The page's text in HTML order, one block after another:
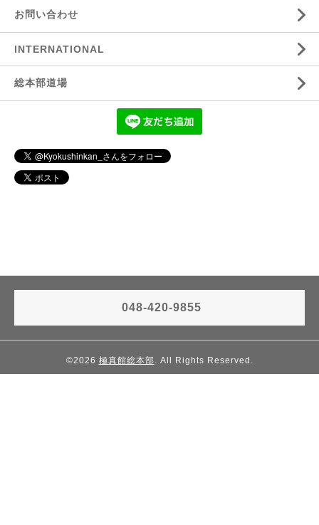
お問い合わせ
INTERNATIONAL
総本部道場
048-420-9855
©2026 極真館総本部. All Rights Reserved.